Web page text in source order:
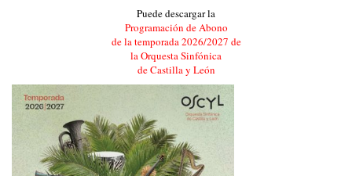
Puede descargar la
Programación de Abono
de la temporada 2026/2027 de
la Orquesta Sinfónica
de Castilla y León